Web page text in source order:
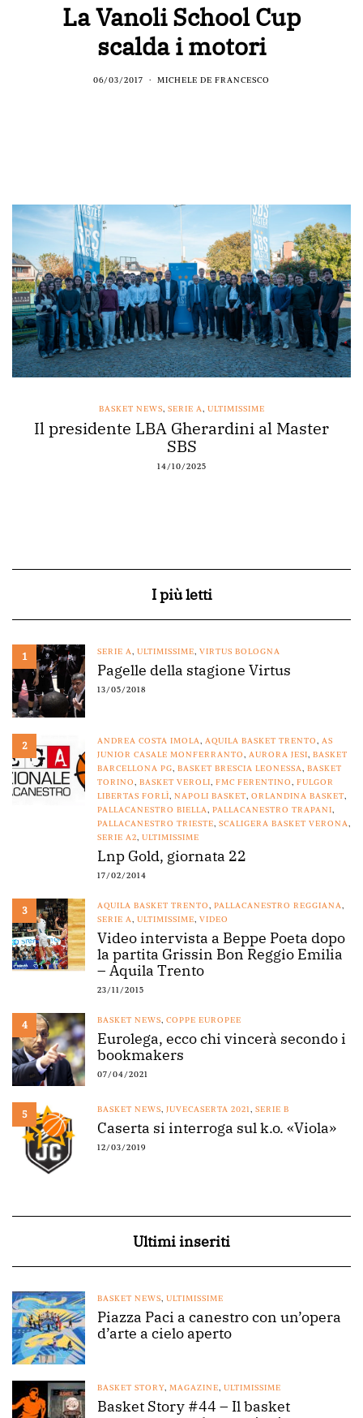
La Vanoli School Cup
scalda i motori
06/03/2017 MICHELE DE FRANCESCO
BASKET NEWS, SERIE A, ULTIMISSIME
Il presidente LBA Gherardini al Master
SBS
14/10/2025
I più letti
1 SERIE A, ULTIMISSIME, VIRTUS BOLOGNA
Pagelle della stagione Virtus
13/05/2018
2 ANDREA COSTA IMOLA, AQUILA BASKET TRENTO, AS
JUNIOR CASALE MONFERRANTO, AURORA JESI, BASKET
BARCELLONA PG, BASKET BRESCIA LEONESSA, BASKET
TORINO, BASKET VEROLI, FMC FERENTINO, FULGOR
LIBERTAS FORLÌ, NAPOLI BASKET, ORLANDINA BASKET,
PALLACANESTRO BIELLA, PALLACANESTRO TRAPANI,
PALLACANESTRO TRIESTE, SCALIGERA BASKET VERONA,
SERIE A2, ULTIMISSIME
Lnp Gold, giornata 22
17/02/2014
3 AQUILA BASKET TRENTO, PALLACANESTRO REGGIANA,
SERIE A, ULTIMISSIME, VIDEO
Video intervista a Beppe Poeta dopo
la partita Grissin Bon Reggio Emilia
– Aquila Trento
23/11/2015
4 BASKET NEWS, COPPE EUROPEE
Eurolega, ecco chi vincerà secondo i
bookmakers
07/04/2021
5 BASKET NEWS, JUVECASERTA 2021, SERIE B
Caserta si interroga sul k.o. «Viola»
12/03/2019
Ultimi inseriti
BASKET NEWS, ULTIMISSIME
Piazza Paci a canestro con un’opera
d’arte a cielo aperto
BASKET STORY, MAGAZINE, ULTIMISSIME
Basket Story #44 – Il basket